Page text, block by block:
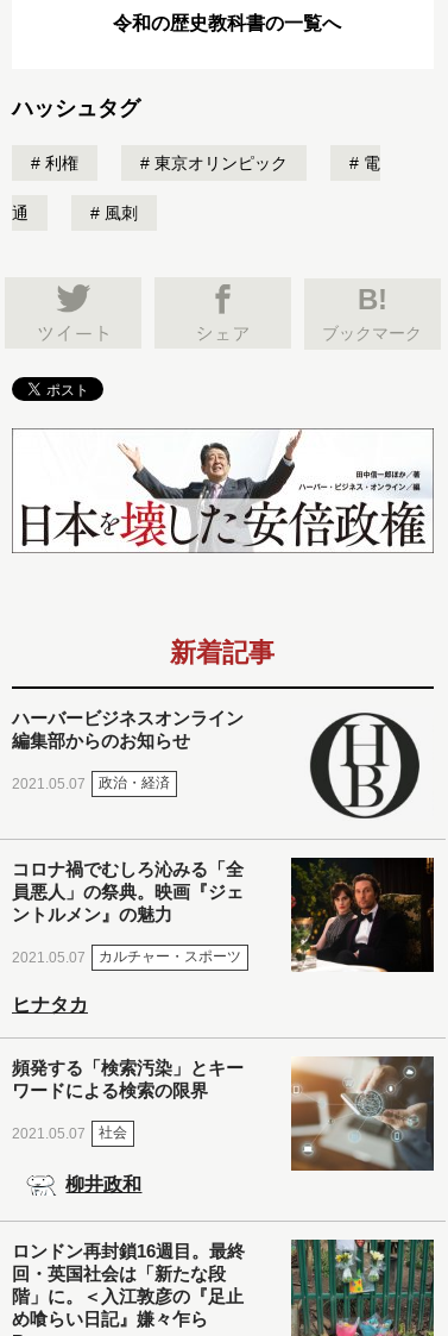
令和の歴史教科書の一覧へ
ハッシュタグ
利権 東京オリンピック 電
通 風刺
B!
ブックマーク
新着記事
ハーバービジネスオンライン
編集部からのお知らせ
2021.05.07 政治・経済
コロナ禍でむしろ沁みる「全
員悪人」の祭典。映画『ジェ
ントルメン』の魅力
2021.05.07 カルチャー・スポーツ
ヒナタカ
頻発する「検索汚染」とキー
ワードによる検索の限界
2021.05.07 社会
柳井政和
ロンドン再封鎖16週目。最終
回・英国社会は「新たな段
階」に。＜入江敦彦の『足止
め喰らい日記』嫌々乍ら